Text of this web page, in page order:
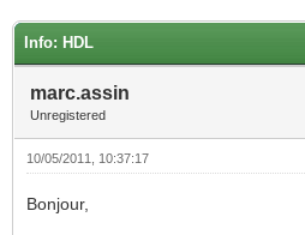
Info: HDL
marc.assin
Unregistered
10/05/2011, 10:37:17
Bonjour,